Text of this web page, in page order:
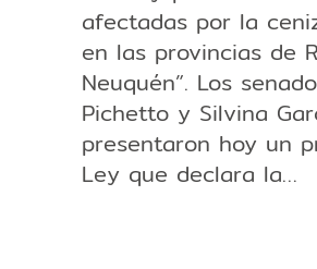
afectadas por la
en las provincias de
Neuquén”. Los
Pichetto y Silvina
presentaron hoy un
Ley que declara la…